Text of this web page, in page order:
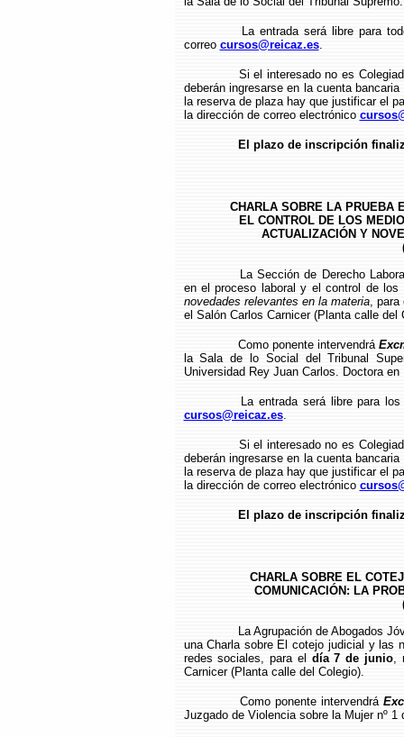
La entrada será libre para
correo cursos@reicaz.es.
Si el interesado no es
deberán ingresarse en la cuenta
la reserva de plaza hay que justificar el
la dirección de correo electrónico
El plazo de inscripción
CHARLA SOBRE LA PRUEBA
EL CONTROL DE LOS
ACTUALIZACIÓN Y
La Sección de Derecho
en el proceso laboral y el control de
novedades relevantes en la materia, para
el Salón Carlos Carnicer (Planta calle del
Como ponente intervendrá
la Sala de lo Social del Tribunal
Universidad Rey Juan Carlos. Doctora en
La entrada será libre para
cursos@reicaz.es.
Si el interesado no es
deberán ingresarse en la cuenta
la reserva de plaza hay que justificar el
la dirección de correo electrónico
El plazo de inscripción
CHARLA SOBRE EL
COMUNICACIÓN: LA
La Agrupación de Abogados
una Charla sobre El cotejo judicial y las
redes sociales, para el día 7 de junio,
Carnicer (Planta calle del Colegio).
Como ponente intervendrá
Juzgado de Violencia sobre la Mujer nº 1